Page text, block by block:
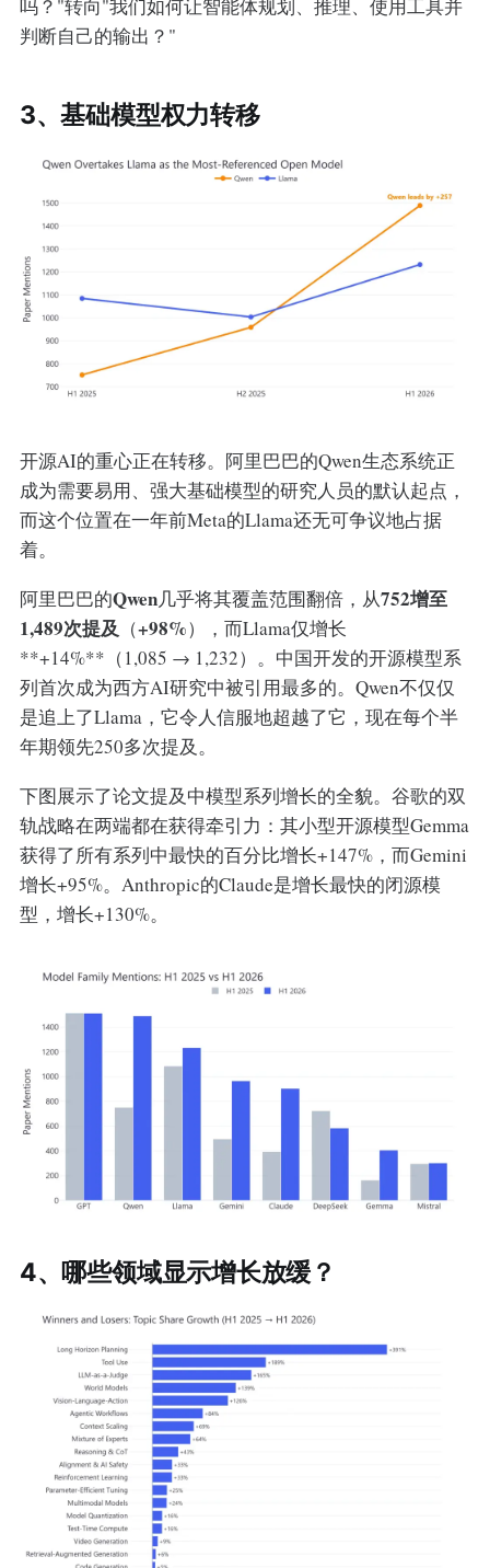
吗？"转向"我们如何让智能体规划、推理、使用工具并
判断自己的输出？"
3、基础模型权力转移
开源AI的重心正在转移。阿里巴巴的Qwen生态系统正
成为需要易用、强大基础模型的研究人员的默认起点，
而这个位置在一年前Meta的Llama还无可争议地占据
着。
阿里巴巴的Qwen几乎将其覆盖范围翻倍，从752增至
1,489次提及 （+98%），而Llama仅增长
**+14%**（1,085 → 1,232）。中国开发的开源模型系
列首次成为西方AI研究中被引用最多的。Qwen不仅仅
是追上了Llama，它令人信服地超越了它，现在每个半
年期领先250多次提及。
下图展示了论文提及中模型系列增长的全貌。谷歌的双
轨战略在两端都在获得牵引力：其小型开源模型Gemma
获得了所有系列中最快的百分比增长+147%，而Gemini
增长+95%。Anthropic的Claude是增长最快的闭源模
型，增长+130%。
4、哪些领域显示增长放缓？